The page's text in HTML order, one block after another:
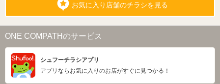
お気に入り店舗のチラシを見る
ONE COMPATHのサービス
シュフーチラシアプリ
アプリならお気に入りのお店がすぐに見つかる！